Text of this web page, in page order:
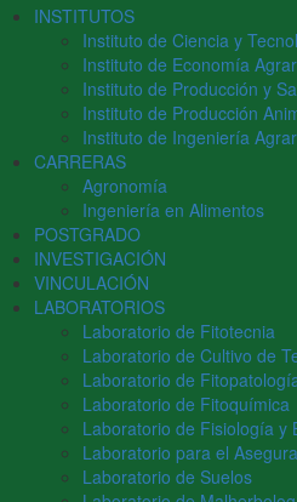
INSTITUTOS
Instituto de Ciencia y
Instituto de Economía
Instituto de Producción y
Instituto de Producción
Instituto de Ingeniería
CARRERAS
Agronomía
Ingeniería en Alimentos
POSTGRADO
INVESTIGACIÓN
VINCULACIÓN
LABORATORIOS
Laboratorio de Fitotecnia
Laboratorio de Cultivo de
Laboratorio de
Laboratorio de Fitoquímica
Laboratorio de Fisiología y
Laboratorio para el
Laboratorio de Suelos